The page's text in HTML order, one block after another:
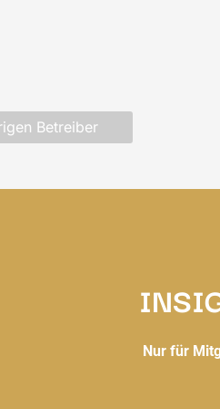
Betreiber
Nur für